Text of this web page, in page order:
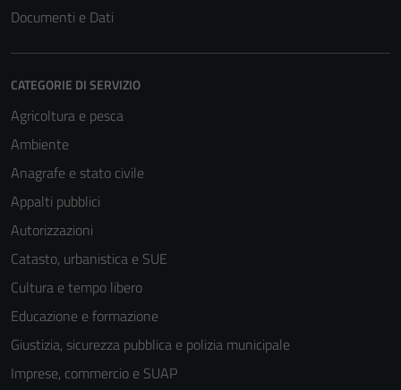
Documenti e Dati
CATEGORIE DI SERVIZIO
Agricoltura e pesca
Ambiente
Anagrafe e stato civile
Appalti pubblici
Autorizzazioni
Catasto, urbanistica e SUE
Cultura e tempo libero
Educazione e formazione
Giustizia, sicurezza pubblica e polizia municipale
Imprese, commercio e SUAP
essere